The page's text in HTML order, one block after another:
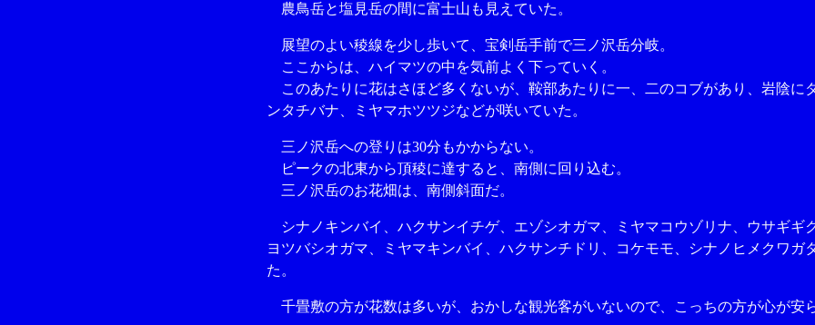
農鳥岳と塩見岳の間に富士山も見えていた。
展望のよい稜線を少し歩いて、宝剣岳手前で三ノ沢岳分岐。
ここからは、ハイマツの中を気前よく下っていく。
このあたりに花はさほど多くないが、鞍部あたりに一、二のコブがあり、岩陰に
ンタチバナ、ミヤマホツツジなどが咲いていた。
三ノ沢岳への登りは30分もかからない。
ピークの北東から頂稜に達すると、南側に回り込む。
三ノ沢岳のお花畑は、南側斜面だ。
シナノキンバイ、ハクサンイチゲ、エゾシオガマ、ミヤマコウゾリナ、ウサギギ
ヨツバシオガマ、ミヤマキンバイ、ハクサンチドリ、コケモモ、シナノヒメクワガ
た。
千畳敷の方が花数は多いが、おかしな観光客がいないので、こっちの方が心が安